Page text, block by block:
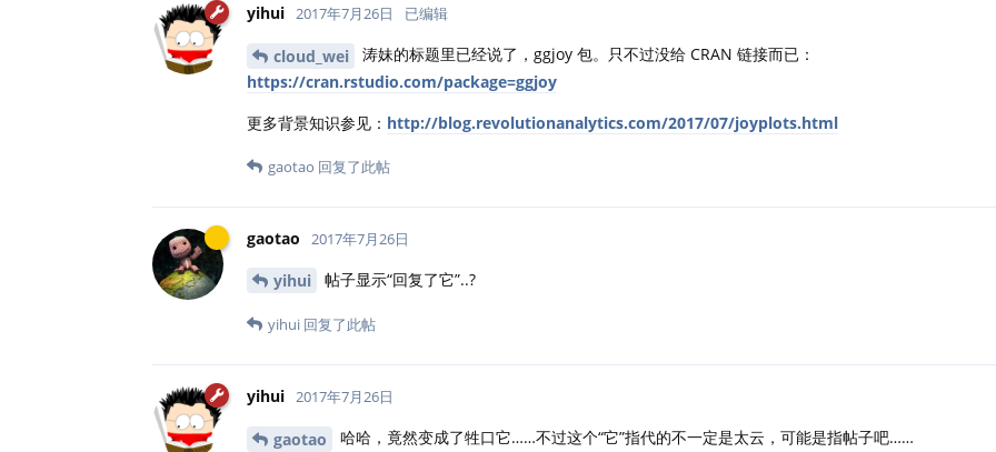
yihui 2017年7月26日 已编辑
cloud_wei
涛妹的标题里已经说了，ggjoy 包。只不过没给 CRAN 链接而已：
https://cran.rstudio.com/package=ggjoy
更多背景知识参见： http://blog.revolutionanalytics.com/2017/07/joyplots.html
gaotao 回复了此帖
gaotao 2017年7月26日
yihui 帖子显示“回复了它”..?
yihui 回复了此帖
yihui 2017年7月26日
gaotao 哈哈，竟然变成了牲口它……不过这个“它”指代的不一定是太云，可能是指帖子吧……